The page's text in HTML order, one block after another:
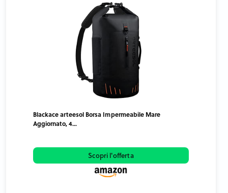
Blackace arteesol Borsa Impermeabile Mare
Aggiornato, 4...
Scopri l'offerta